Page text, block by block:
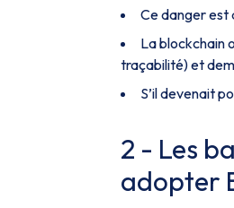
Ce danger est
La blockchain
traçabilité) et
S’il devenait
2 - Les
adopter